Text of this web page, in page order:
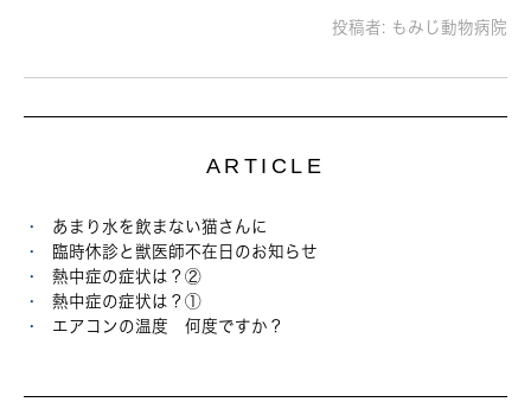
投稿者: もみじ動物病院
ARTICLE
あまり水を飲まない猫さんに
臨時休診と獣医師不在日のお知らせ
熱中症の症状は？②
熱中症の症状は？①
エアコンの温度 何度ですか？